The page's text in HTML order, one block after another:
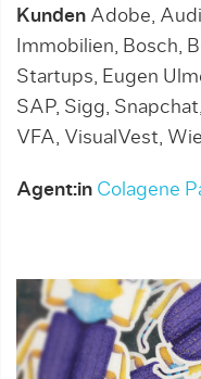
Kunden Adobe,
Immobilien, Bosch,
Startups, Eugen
SAP, Sigg,
VFA, VisualVest,
Agent:in Colagene